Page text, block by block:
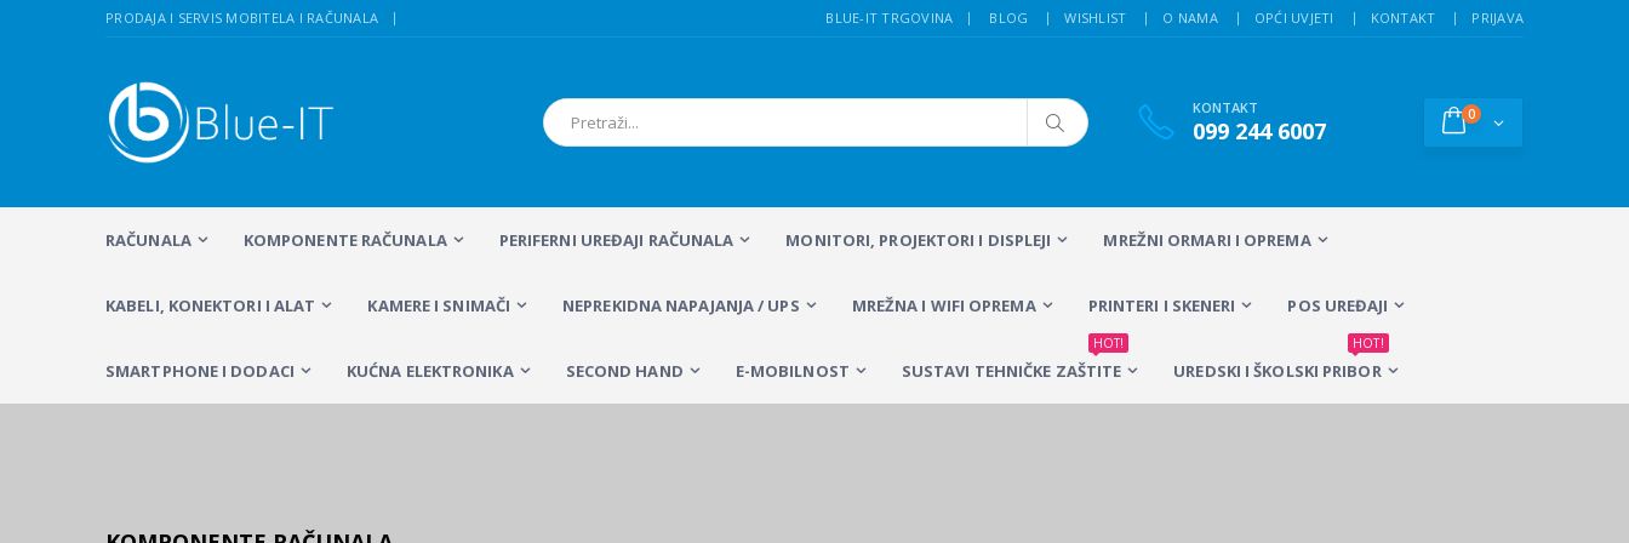
PRODAJA I SERVIS MOBITELA I RAČUNALA BLUE-IT TRGOVINA BLOG WISHLIST O NAMA OPĆI UVJETI KONTAKT PRIJAVA
KONTAKT
099 244 6007
0
RAČUNALA KOMPONENTE RAČUNALA PERIFERNI UREĐAJI RAČUNALA MONITORI, PROJEKTORI I DISPLEJI MREŽNI ORMARI I OPREMA
KABELI, KONEKTORI I ALAT KAMERE I SNIMAČI NEPREKIDNA NAPAJANJA / UPS MREŽNA I WIFI OPREMA PRINTERI I SKENERI POS UREĐAJI
SMARTPHONE I DODACI KUĆNA ELEKTRONIKA SECOND HAND E-MOBILNOST SUSTAVI TEHNIČKE ZAŠTITE
HOT!
UREDSKI I ŠKOLSKI PRIBOR
HOT!